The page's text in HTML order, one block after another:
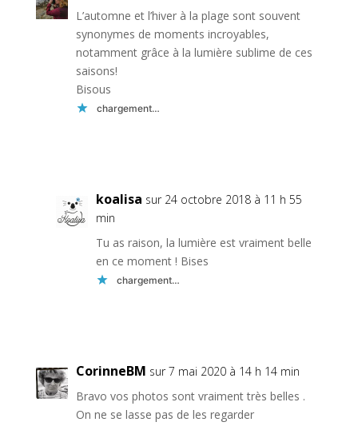
L’automne et l’hiver à la plage sont souvent
synonymes de moments incroyables,
notamment grâce à la lumière sublime de ces
saisons!
Bisous
chargement…
koalisa sur 24 octobre 2018 à 11 h 55
min
Tu as raison, la lumière est vraiment belle
en ce moment ! Bises
chargement…
CorinneBM sur 7 mai 2020 à 14 h 14 min
Bravo vos photos sont vraiment très belles .
On ne se lasse pas de les regarder